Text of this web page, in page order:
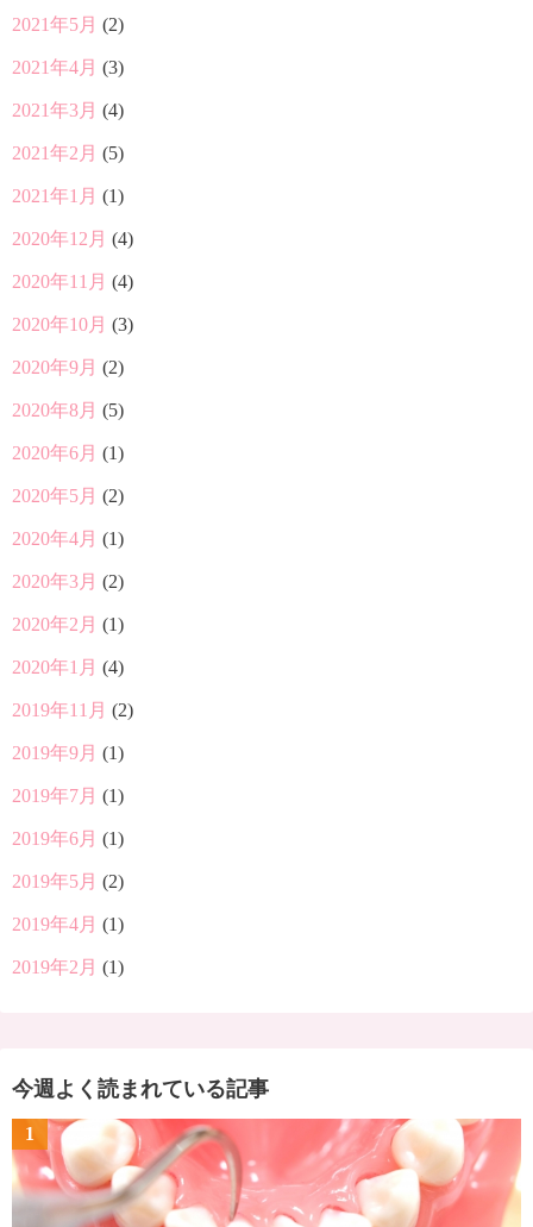
2021年5月 (2)
2021年4月 (3)
2021年3月 (4)
2021年2月 (5)
2021年1月 (1)
2020年12月 (4)
2020年11月 (4)
2020年10月 (3)
2020年9月 (2)
2020年8月 (5)
2020年6月 (1)
2020年5月 (2)
2020年4月 (1)
2020年3月 (2)
2020年2月 (1)
2020年1月 (4)
2019年11月 (2)
2019年9月 (1)
2019年7月 (1)
2019年6月 (1)
2019年5月 (2)
2019年4月 (1)
2019年2月 (1)
今週よく読まれている記事
1